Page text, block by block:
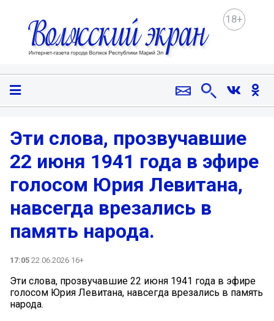
18+
Эти слова, прозвучавшие
22 июня 1941 года в эфире
голосом Юрия Левитана,
навсегда врезались в
память народа.
17:05 22.06.2026 16+
Эти слова, прозвучавшие 22 июня 1941 года в эфире
голосом Юрия Левитана, навсегда врезались в память
народа.